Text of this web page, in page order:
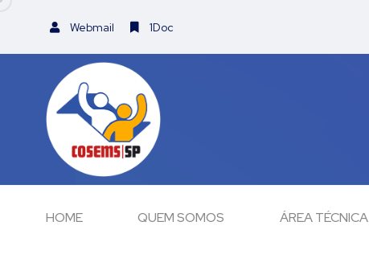
Webmail 1Doc
HOME QUEM SOMOS ÁREA TÉCNICA